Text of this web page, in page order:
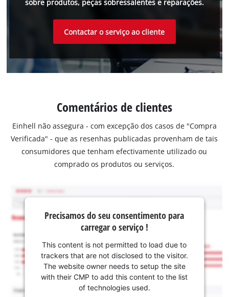
sobre produtos, peças sobressalentes e reparações.
Contactar o serviço ao cliente
Comentários de clientes
Einhell não assegura - com excepção dos casos de "Compra
Verificada" - que as resenhas publicadas provenham de tais
consumidores que tenham efectivamente utilizado ou
comprado os produtos ou serviços.
Precisamos do seu consentimento para
carregar o serviço !
This content is not permitted to load due to
trackers that are not disclosed to the visitor.
The website owner needs to setup the site
with their CMP to add this content to the list
of technologies used.